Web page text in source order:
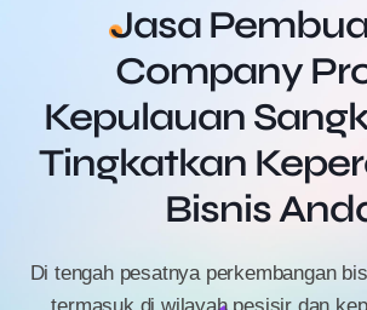
Jasa
Company
Kepulauan
Tingkatkan
Bisnis
Di tengah pesatnya perkembangan